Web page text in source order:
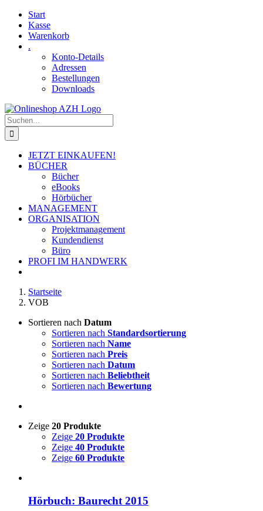
Skip
content
Facebook
YouTubeStart
Kasse
Warenkorb
.
Konto-Details
Adressen
Bestellungen
Downloads
Suche
nach:
JETZT EINKAUFEN!
BÜCHER
Bücher
eBooks
Hörbücher
MANAGEMENT
ORGANISATION
Projektmanagement
Kundendienst
Büro
PROFI IM HANDWERK
Startseite
VOB
Sortieren nach Datum
Sortieren nach Standardsortierung
Sortieren nach Name
Sortieren nach Preis
Sortieren nach Datum
Sortieren nach Beliebtheit
Sortieren nach Bewertung
Zeige 20 Produkte
Zeige 20 Produkte
Zeige 40 Produkte
Zeige 60 Produkte
Hörbuch: Baurecht 2015